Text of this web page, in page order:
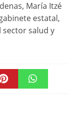
María Itzé
estatal,
salud y